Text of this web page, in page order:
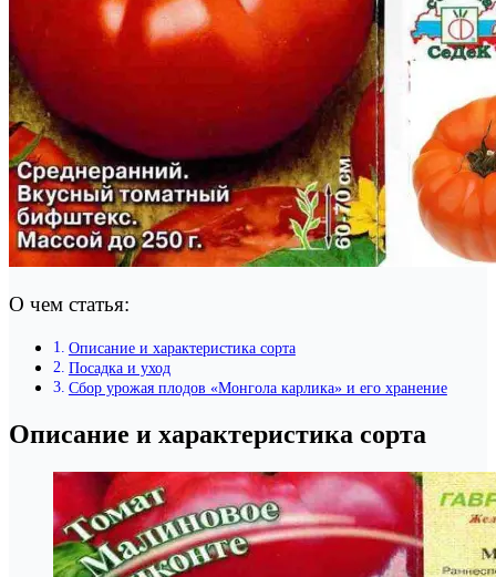
О чем статья:
Описание и характеристика сорта
Посадка и уход
Сбор урожая плодов «Монгола карлика» и его хранение
Описание и характеристика сорта